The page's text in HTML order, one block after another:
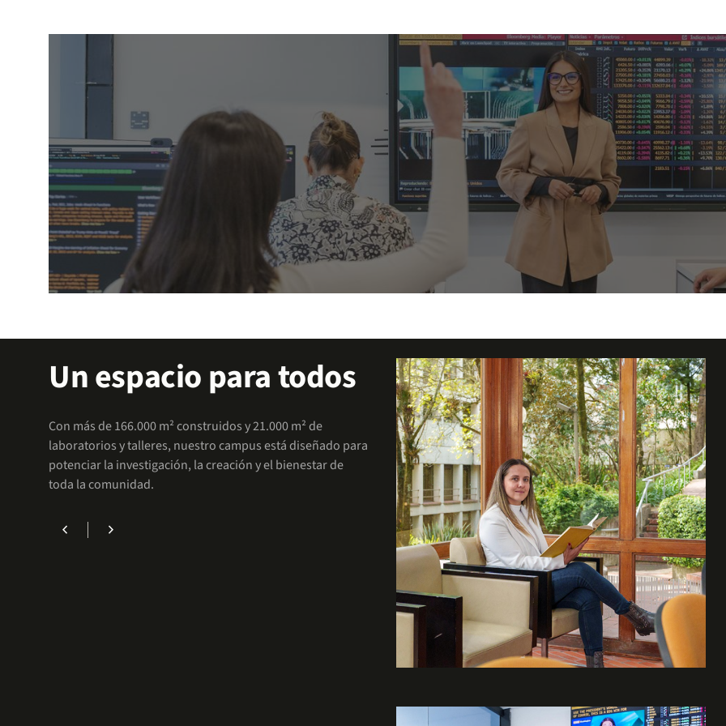
Explora nuestros apoyos financieros
Accede a facilidades que te permitirán enfocarte en lo más importante: tu formación académica.
Un espacio para todos
Con más de 166.000 m² construidos y 21.000 m² de
laboratorios y talleres, nuestro campus está diseñado para
potenciar la investigación, la creación y el bienestar de
toda la comunidad.
chevron_left chevron_right